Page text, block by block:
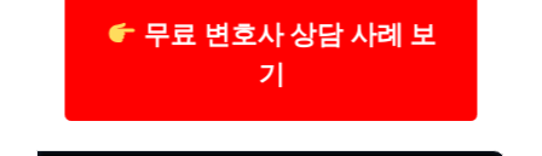
무료 변호사 상담 사례 보
기